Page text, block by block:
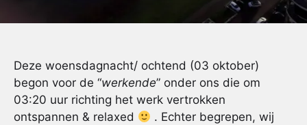
Deze woensdagnacht/ ochtend (03 oktober)
begon voor de “werkende” onder ons die om
03:20 uur richting het werk vertrokken
ontspannen & relaxed
. Echter begrepen, wij